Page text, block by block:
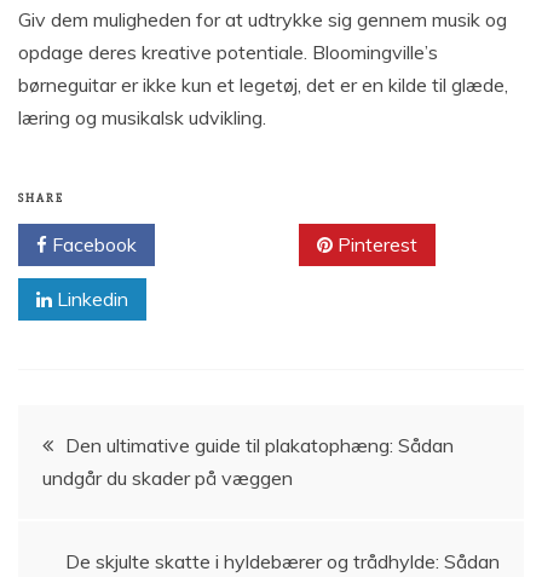
Giv dem muligheden for at udtrykke sig gennem musik og
opdage deres kreative potentiale. Bloomingville’s
børneguitar er ikke kun et legetøj, det er en kilde til glæde,
læring og musikalsk udvikling.
SHARE
Facebook Pinterest
Linkedin
Indlægsnavigation
Den ultimative guide til plakatophæng: Sådan
undgår du skader på væggen
De skjulte skatte i hyldebærer og trådhylde: Sådan